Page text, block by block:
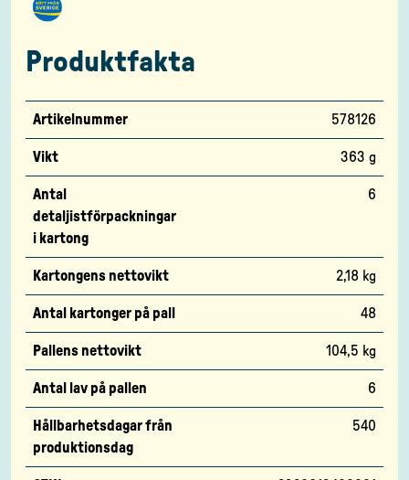
Produktfakta
Artikelnummer 578126
Vikt 363 g
Antal
detaljistförpackningar
i kartong
6
Kartongens nettovikt 2,18 kg
Antal kartonger på pall 48
Pallens nettovikt 104,5 kg
Antal lav på pallen 6
Hållbarhetsdagar från
produktionsdag
540